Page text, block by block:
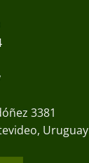
3381
Uruguay